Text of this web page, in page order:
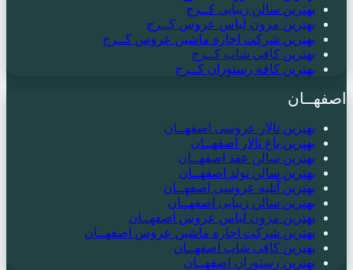
بهترین سالن زیبایی کــرج
بهترین مزون لباس عروس کــرج
بهترین شرکت اجاره ماشین عروس کــرج
بهترین کافی شاپ کــرج
بهترین کافه رستوران کــرج
اصفهــان
بهترین تالار عروسی اصفهــان
بهترین باغ تالار اصفهــان
بهترین سالن عقد اصفهــان
بهترین سالن تولد اصفهــان
بهترین آتلیه عروسی اصفهــان
بهترین سالن زیبایی اصفهــان
بهترین مزون لباس عروس اصفهــان
بهترین شرکت اجاره ماشین عروس اصفهــان
بهترین کافی شاپ اصفهــان
بهترین رستوران اصفهــان